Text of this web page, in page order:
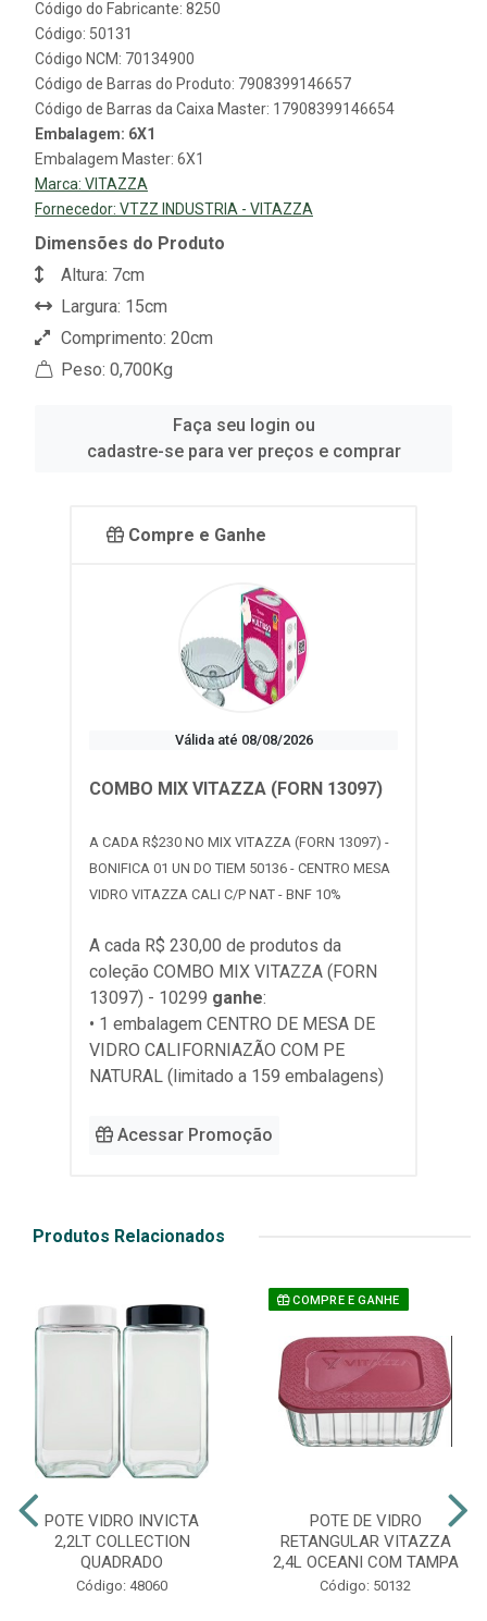
Código do Fabricante: 8250
Código: 50131
Código NCM: 70134900
Código de Barras do Produto: 7908399146657
Código de Barras da Caixa Master: 17908399146654
Embalagem: 6X1
Embalagem Master: 6X1
Marca: VITAZZA
Fornecedor: VTZZ INDUSTRIA - VITAZZA
Dimensões do Produto
Altura: 7cm
Largura: 15cm
Comprimento: 20cm
Peso: 0,700Kg
Faça seu login ou
cadastre-se para ver preços e comprar
Compre e Ganhe
Válida até 08/08/2026
COMBO MIX VITAZZA (FORN 13097)
A CADA R$230 NO MIX VITAZZA (FORN 13097) -
BONIFICA 01 UN DO TIEM 50136 - CENTRO MESA
VIDRO VITAZZA CALI C/P NAT - BNF 10%
A cada R$ 230,00 de produtos da
coleção COMBO MIX VITAZZA (FORN
13097) - 10299 ganhe:
• 1 embalagem CENTRO DE MESA DE
VIDRO CALIFORNIAZÃO COM PE
NATURAL (limitado a 159 embalagens)
Acessar Promoção
Produtos Relacionados
POTE VIDRO INVICTA
2,2LT COLLECTION
QUADRADO
Código: 48060
COMPRE E GANHE
POTE DE VIDRO
RETANGULAR VITAZZA
2,4L OCEANI COM TAMPA
Código: 50132